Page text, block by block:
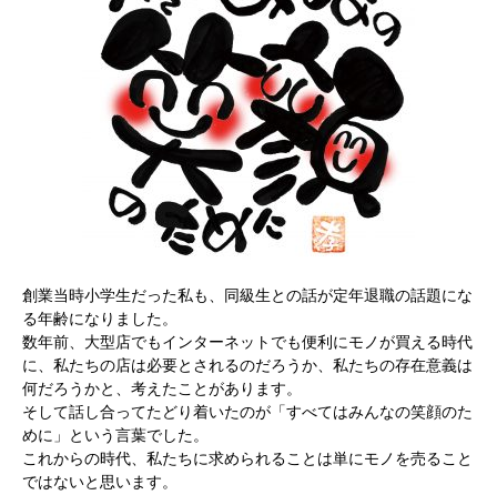
創業当時小学生だった私も、同級生との話が定年退職の話題にな
る年齢になりました。
数年前、大型店でもインターネットでも便利にモノが買える時代
に、私たちの店は必要とされるのだろうか、私たちの存在意義は
何だろうかと、考えたことがあります。
そして話し合ってたどり着いたのが「すべてはみんなの笑顔のた
めに」という言葉でした。
これからの時代、私たちに求められることは単にモノを売ること
ではないと思います。